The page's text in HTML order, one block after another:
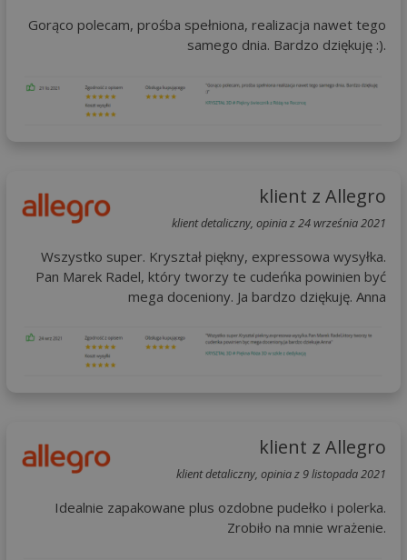
Gorąco polecam, prośba spełniona, realizacja nawet tego
samego dnia. Bardzo dziękuję :).
klient z Allegro
klient detaliczny, opinia z 24 września 2021
Wszystko super. Kryształ piękny, expressowa wysyłka.
Pan Marek Radel, który tworzy te cudeńka powinien być
mega doceniony. Ja bardzo dziękuję. Anna
klient z Allegro
klient detaliczny, opinia z 9 listopada 2021
Idealnie zapakowane plus ozdobne pudełko i polerka.
Zrobiło na mnie wrażenie.